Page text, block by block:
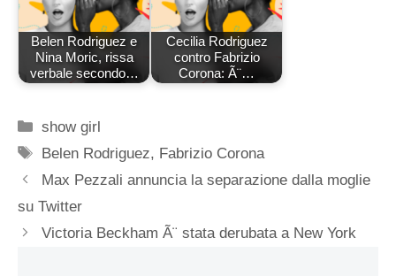
Belen Rodriguez e
Nina Moric, rissa
verbale secondo…
Cecilia Rodriguez
contro Fabrizio
Corona: Ã¨…
Categorie
show girl
Tag
Belen Rodriguez, Fabrizio Corona
Max Pezzali annuncia la separazione dalla moglie
su Twitter
Victoria Beckham Ã¨ stata derubata a New York